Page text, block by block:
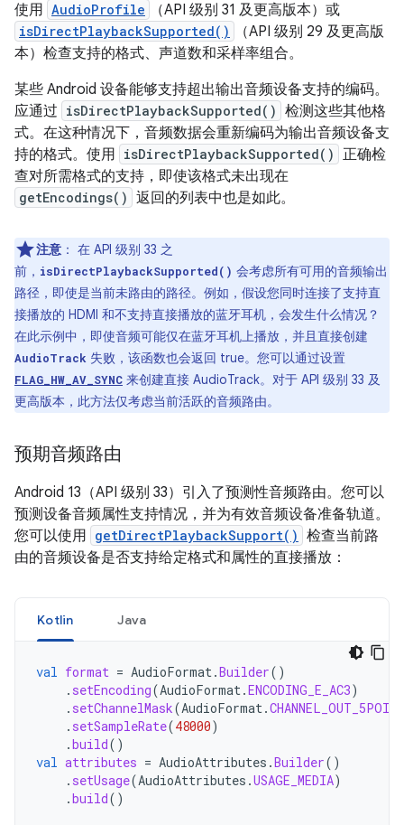
使用 AudioProfile （API 级别 31 及更高版本）或
isDirectPlaybackSupported()
（API 级别 29 及更高版
本）检查支持的格式、声道数和采样率组合。
某些 Android 设备能够支持超出输出音频设备支持的编码。
应通过 isDirectPlaybackSupported() 检测这些其他格
式。在这种情况下，音频数据会重新编码为输出音频设备支
持的格式。使用 isDirectPlaybackSupported() 正确检
查对所需格式的支持，即使该格式未出现在
getEncodings() 返回的列表中也是如此。
注意 ： 在 API 级别 33 之
前， isDirectPlaybackSupported() 会考虑所有可用的音频输出
路径，即使是当前未路由的路径。例如，假设您同时连接了支持直
接播放的 HDMI 和不支持直接播放的蓝牙耳机，会发生什么情况？
在此示例中，即使音频可能仅在蓝牙耳机上播放，并且直接创建
AudioTrack 失败，该函数也会返回 true。您可以通过设置
FLAG_HW_AV_SYNC 来创建直接 AudioTrack。对于 API 级别 33 及
更高版本，此方法仅考虑当前活跃的音频路由。
预期音频路由
Android 13（API 级别 33）引入了预测性音频路由。您可以
预测设备音频属性支持情况，并为有效音频设备准备轨道。
您可以使用 getDirectPlaybackSupport() 检查当前路
由的音频设备是否支持给定格式和属性的直接播放：
Kotlin Java
val format = AudioFormat.Builder()
. setEncoding(AudioFormat.ENCODING_E_AC3)
. setChannelMask(AudioFormat.
. setSampleRate(48000)
.build()
val attributes = AudioAttributes .Builder()
. setUsage(AudioAttributes .USAGE_MEDIA)
.build()